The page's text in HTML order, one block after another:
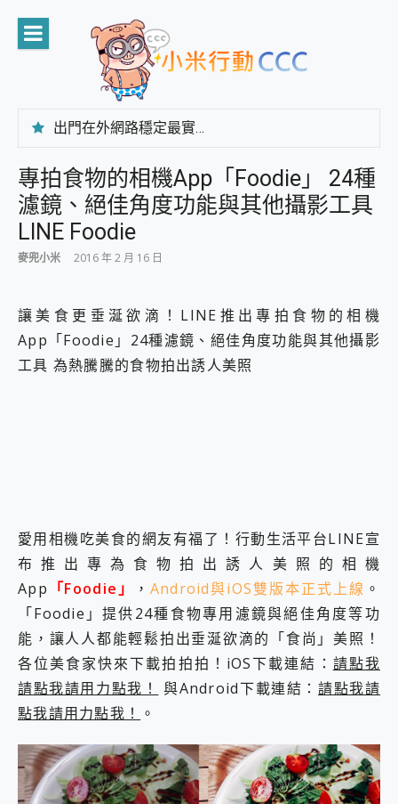
content
出門在外網路穩定最實在 「台灣大哥大」榮獲 4G/5G 在線率全球 NO.3 全台第一與全台六冠王實測心得，走到哪順到哪！
專為 PC上的 XBOX和掌機設計的 FireCuda X1070 SSD 固態硬碟開箱 評測
台灣製攝影機在這裡，100%全無線設計 SpotCam Solo Eco 太陽能防水雲端攝影機 SpotCam Solo 3 2.5K高畫質戶外攝影機 開箱 評測
美到讓人超想擁有 moto pad 60 系列 與 Moto | Swarovski razr 60 冰藍限定版本 開箱 評測
好用的 EaseUS Partition Master 讓您輕鬆的移除與格式化有防寫保護的隨身碟或SD卡
一鍵修復模糊影片、舊照的 AI 好幫手! VideoProc Converter AI 新版全解析 × 年末優惠，一篇全看懂
百倍變焦實測~ vivo X200 Pro 與 S25 Ultra 誰能滿足全場景拍攝需求？
自帶線的 有線無線都能充 ONPRO MagReact M5 10000mAh 5合1 磁吸無線急速行動電源 開箱 評測
飛利浦 JS7310 ⚡【電急便｜行動儲能救車電源】 可靠的旅行夥伴！帶給您優異的安全性與強大供電效能
是螢幕也是電視! 一機超多用途「MSI微星 Modern MD272UPSW 27型」 4K IPS 輕薄商用智慧聯網螢幕 開箱 評測
您的專屬AI 助手 Yoga Slim 7 Aura Edition 觸控AI筆電 開箱 評測
realme 14 Pro 超硬軍規、冰感變色實測，realme 14 5G 遊戲戰鬥值爆表，效能x娛樂全都要！
iPhone、Apple Watch、AirPods耳機 三個設備充電一起搞定 ONPRO MagReact™ M3 3 in 1可攜摺疊無線充電器 開箱 評測
25種洗烘模式一機搞定! Roborock 衣莉莎白 H1 Neo分子篩洗脫烘 AI 滾筒洗衣機
給 MSI Claw 系列電競掌機 最完美的家 MSI Nest Docking Station 掌機專屬擴充底座 開箱 評測
B&O 精品級音響! Home+ 中嘉寬頻 SoundBox 劇院串流盒 開箱 評測
專拍食物的相機App「Foodie」 24種
濾鏡、絕佳角度功能與其他攝影工具
LINE Foodie
麥兜小米 2016 年 2 月 16 日
讓美食更垂涎欲滴！LINE推出專拍食物的相機
App「Foodie」24種濾鏡、絕佳角度功能與其他攝影
工具 為熱騰騰的食物拍出誘人美照
愛用相機吃美食的網友有福了！行動生活平台LINE宣
布推出專為食物拍出誘人美照的相機
App 「Foodie」 ， Android與iOS雙版本正式上線 。
「Foodie」提供24種食物專用濾鏡與絕佳角度等功
能，讓人人都能輕鬆拍出垂涎欲滴的「食尚」美照！
各位美食家快來下載拍拍拍！iOS下載連結： 請點我
請點我請用力點我！
與Android下載連結： 請點我請
點我請用力點我！ 。